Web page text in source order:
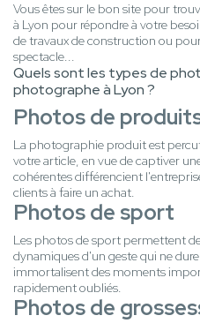
Vous êtes sur le bon site pour
à Lyon pour répondre à votre
de travaux de construction ou
spectacle...
Quels sont les types de
photographe à Lyon ?
Photos de
La photographie produit est
votre article, en vue de captiver
cohérentes différencient
clients à faire un achat.
Photos de sport
Les photos de sport permettent
dynamiques d'un geste qui ne
immortalisent des moments
rapidement oubliés.
Photos de